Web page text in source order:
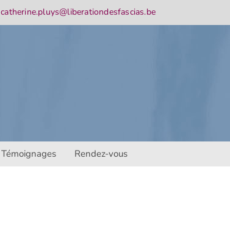
catherine.pluys@liberationdesfascias.be
Témoignages Rendez-vous